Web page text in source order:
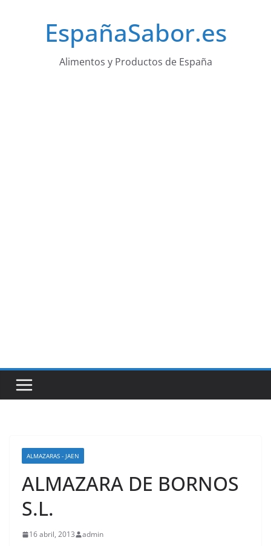
EspañaSabor.es
Alimentos y Productos de España
ALMAZARAS - JAEN
ALMAZARA DE BORNOS
S.L.
16 abril, 2013 admin